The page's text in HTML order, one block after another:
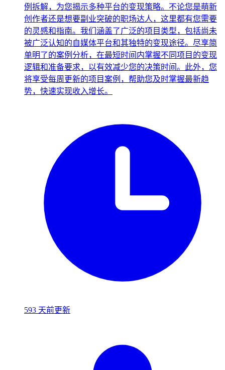
例拆解，为您揭示多种平台的变现策略。不论您是萌新
创作者还是想要副业突破的职场达人，这里都有您需要
的灵感和指南。我们涵盖了广泛的项目类型，包括尚未
被广泛认知的自媒体平台和其独特的变现途径。尽享简
单明了的案例分析，在最短时间内掌握不同项目的变现
逻辑和准备要求，以有效减少您的决策时间。此外，您
将享受每周更新的项目案例，帮助您及时掌握最新趋
势，快速实现收入增长。
593 天前更新